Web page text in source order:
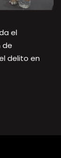
el
de
delito en